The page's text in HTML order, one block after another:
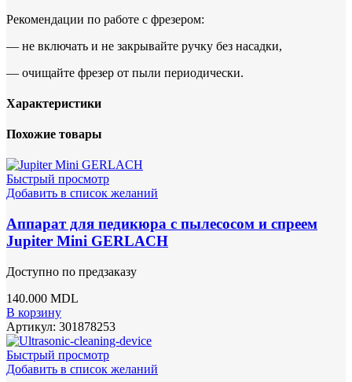
Рекомендации по работе с фрезером:
— не включать и не закрывайте ручку без насадки,
— очищайте фрезер от пыли периодически.
Характеристики
Похожие товары
Быстрый просмотр
Добавить в список желаний
Аппарат для педикюра с пылесосом и спреем
Jupiter Mini GERLACH
Доступно по предзаказу
140.000 MDL
В корзину
Артикул: 301878253
Быстрый просмотр
Добавить в список желаний